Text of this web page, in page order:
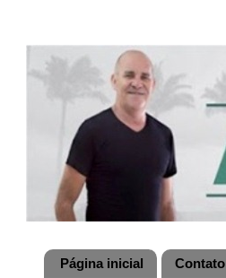
Página inicial Contato